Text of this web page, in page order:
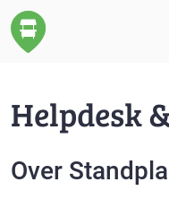
Helpdesk
Over